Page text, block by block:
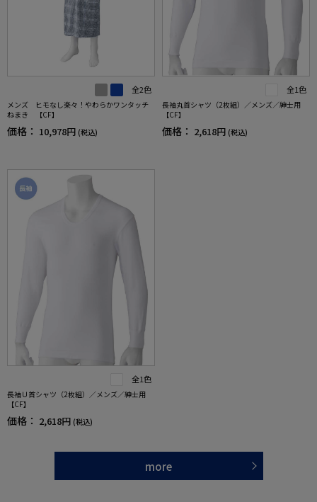
全2色
メンズ ヒモなし楽々！やわらかワンタッチ
ねまき 【CF】
価格： 10,978円 (税込)
全1色
長袖丸首シャツ（2枚組）／メンズ／紳士用
【CF】
価格： 2,618円 (税込)
全1色
長袖Ｕ首シャツ（2枚組）／メンズ／紳士用
【CF】
価格： 2,618円 (税込)
more